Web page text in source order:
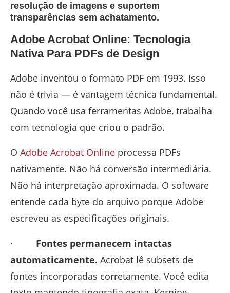
resolução de imagens e suportem
transparências sem achatamento.
Adobe Acrobat Online: Tecnologia
Nativa Para PDFs de Design
Adobe inventou o formato PDF em 1993. Isso
não é trivia — é vantagem técnica fundamental.
Quando você usa ferramentas Adobe, trabalha
com tecnologia que criou o padrão.
O Adobe Acrobat Online processa PDFs
nativamente. Não há conversão intermediária.
Não há interpretação aproximada. O software
entende cada byte do arquivo porque Adobe
escreveu as especificações originais.
· Fontes permanecem intactas
automaticamente. Acrobat lê subsets de
fontes incorporadas corretamente. Você edita